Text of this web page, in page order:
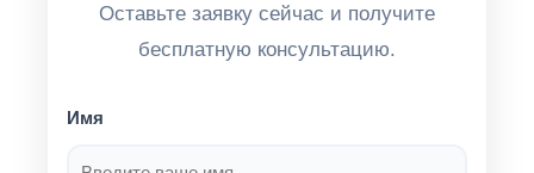
Оставьте заявку сейчас и получите
бесплатную консультацию.
Имя